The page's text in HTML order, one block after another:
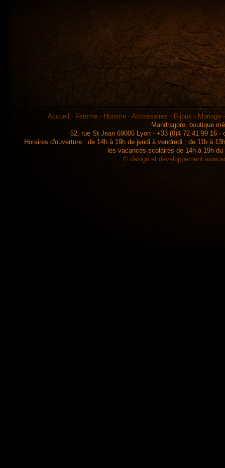
Accueil - Femme - Homme - Accessoires - Bijoux - Mariage
Mandragore, boutique
52, rue St Jean 69005 Lyon - +33 (0)4 72 41 99 16 -
Horaires d'ouverture : de 14h à 19h de jeudi à vendredi ; de 11h à
les vacances scolaires de 14h à 19h
© design et developpement